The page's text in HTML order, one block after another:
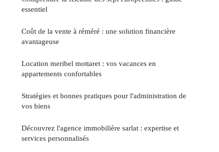
essentiel
Coût de la vente à réméré : une solution financière
avantageuse
Location meribel mottaret : vos vacances en
appartements confortables
Stratégies et bonnes pratiques pour l'administration de
vos biens
Découvrez l'agence immobilière sarlat : expertise et
services personnalisés